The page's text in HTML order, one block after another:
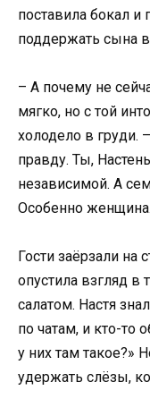
поставила бокал и
поддержать сына
– А почему не
мягко, но с той
холодело в груди.
правду. Ты,
независимой. А
Особенно женщина.
Гости заёрзали на
опустила взгляд в
салатом. Настя
по чатам, и кто-то
у них там такое?»
удержать слёзы,